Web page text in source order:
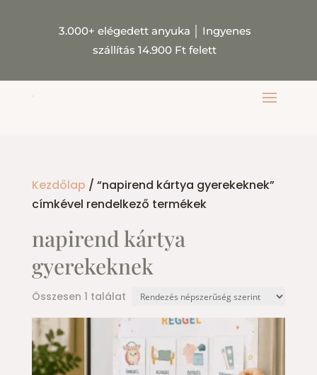
3.000+ elégedett anyuka
Ingyenes
szállítás 14.900 Ft felett
Kezdőlap / “napirend kártya gyerekeknek”
címkével rendelkező termékek
napirend kártya
gyerekeknek
Összesen 1 találat